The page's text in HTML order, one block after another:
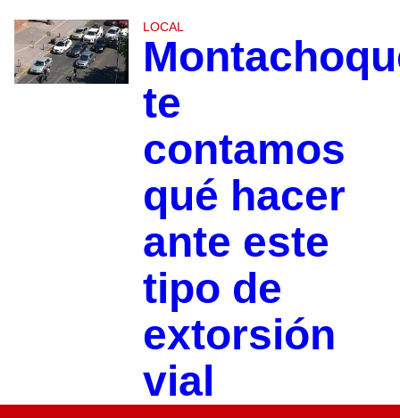
LOCAL
te
contamos
qué hacer
ante este
tipo de
extorsión
vial